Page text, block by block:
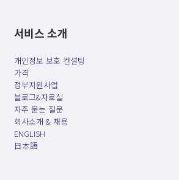
서비스 소개
개인정보 보호 컨설팅
가격
정부지원사업
블로그&자료실
자주 묻는 질문
회사소개 & 채용
ENGLISH
日本語